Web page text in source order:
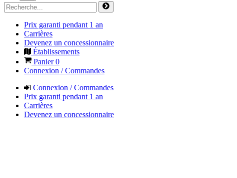
Prix garanti pendant 1 an
Carrières
Devenez un concessionnaire
Établissements
Panier0
Connexion / Commandes
Connexion / Commandes
Prix garanti pendant 1 an
Carrières
Devenez un concessionnaire